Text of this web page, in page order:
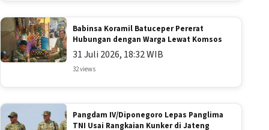
Babinsa Koramil Batuceper Pererat
Hubungan dengan Warga Lewat Komsos
31 Juli 2026, 18:32 WIB
32 views
Pangdam IV/Diponegoro Lepas Panglima
TNI Usai Rangkaian Kunker di Jateng